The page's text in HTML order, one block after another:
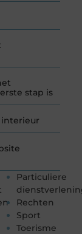
stap is
interieur
Particuliere
Rechten
Sport
Toerisme